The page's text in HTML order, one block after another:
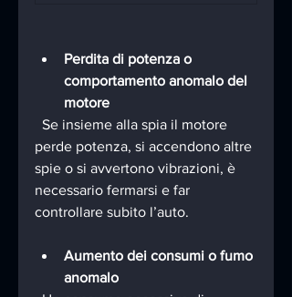
Perdita di potenza o
comportamento anomalo del
motore
perde potenza, si accendono altre
spie o si avvertono vibrazioni, è
necessario fermarsi e far
controllare subito l’auto.
Aumento dei consumi o fumo
anomalo